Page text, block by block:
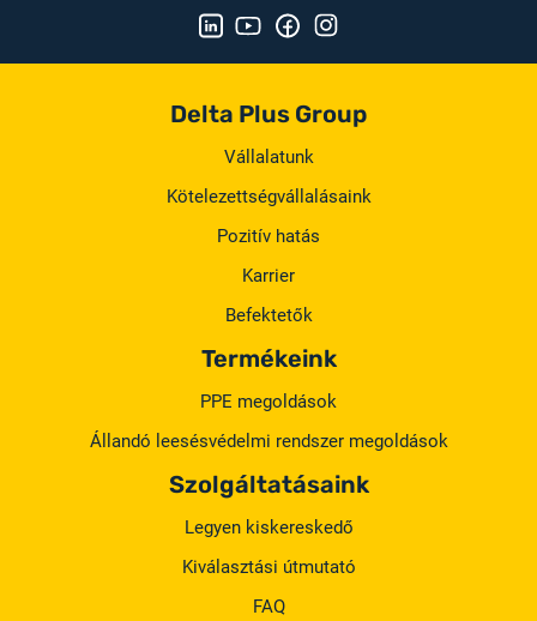
Delta Plus Group
Vállalatunk
Kötelezettségvállalásaink
Pozitív hatás
Karrier
Befektetők
Termékeink
PPE megoldások
Állandó leesésvédelmi rendszer megoldások
Szolgáltatásaink
Legyen kiskereskedő
Kiválasztási útmutató
FAQ